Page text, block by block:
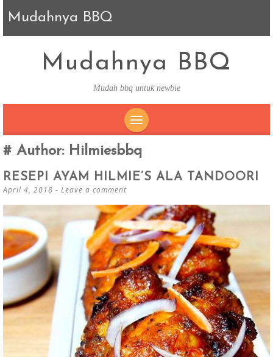
Mudahnya BBQ
Mudahnya BBQ
Mudah bbq untuk newbie
Author: Hilmiesbbq
RESEPI AYAM HILMIE’S ALA TANDOORI
April 4, 2018 Leave a comment